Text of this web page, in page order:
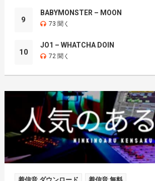
9
BABYMONSTER – MOON
73 聞く
10
JO1 – WHATCHA DOIN
72 聞く